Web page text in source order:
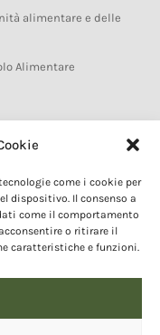
come i cookie per
dispositivo. Il consenso a
come il comportamento
o ritirare il
caratteristiche e funzioni.
alimentare e delle
Alimentare